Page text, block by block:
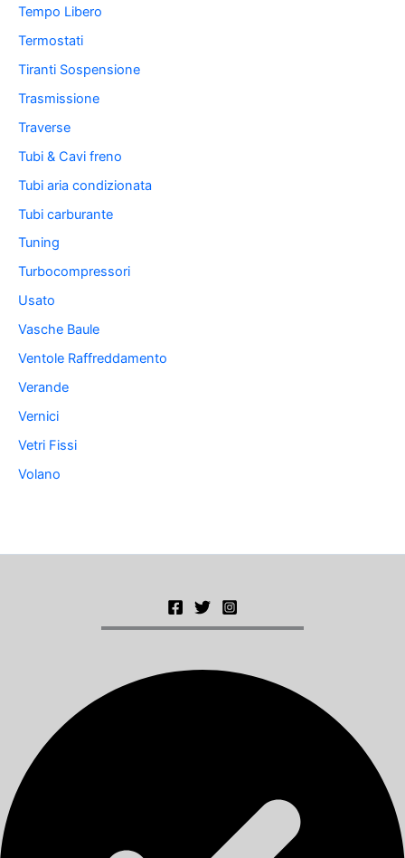
Tempo Libero
Termostati
Tiranti Sospensione
Trasmissione
Traverse
Tubi & Cavi freno
Tubi aria condizionata
Tubi carburante
Tuning
Turbocompressori
Usato
Vasche Baule
Ventole Raffreddamento
Verande
Vernici
Vetri Fissi
Volano